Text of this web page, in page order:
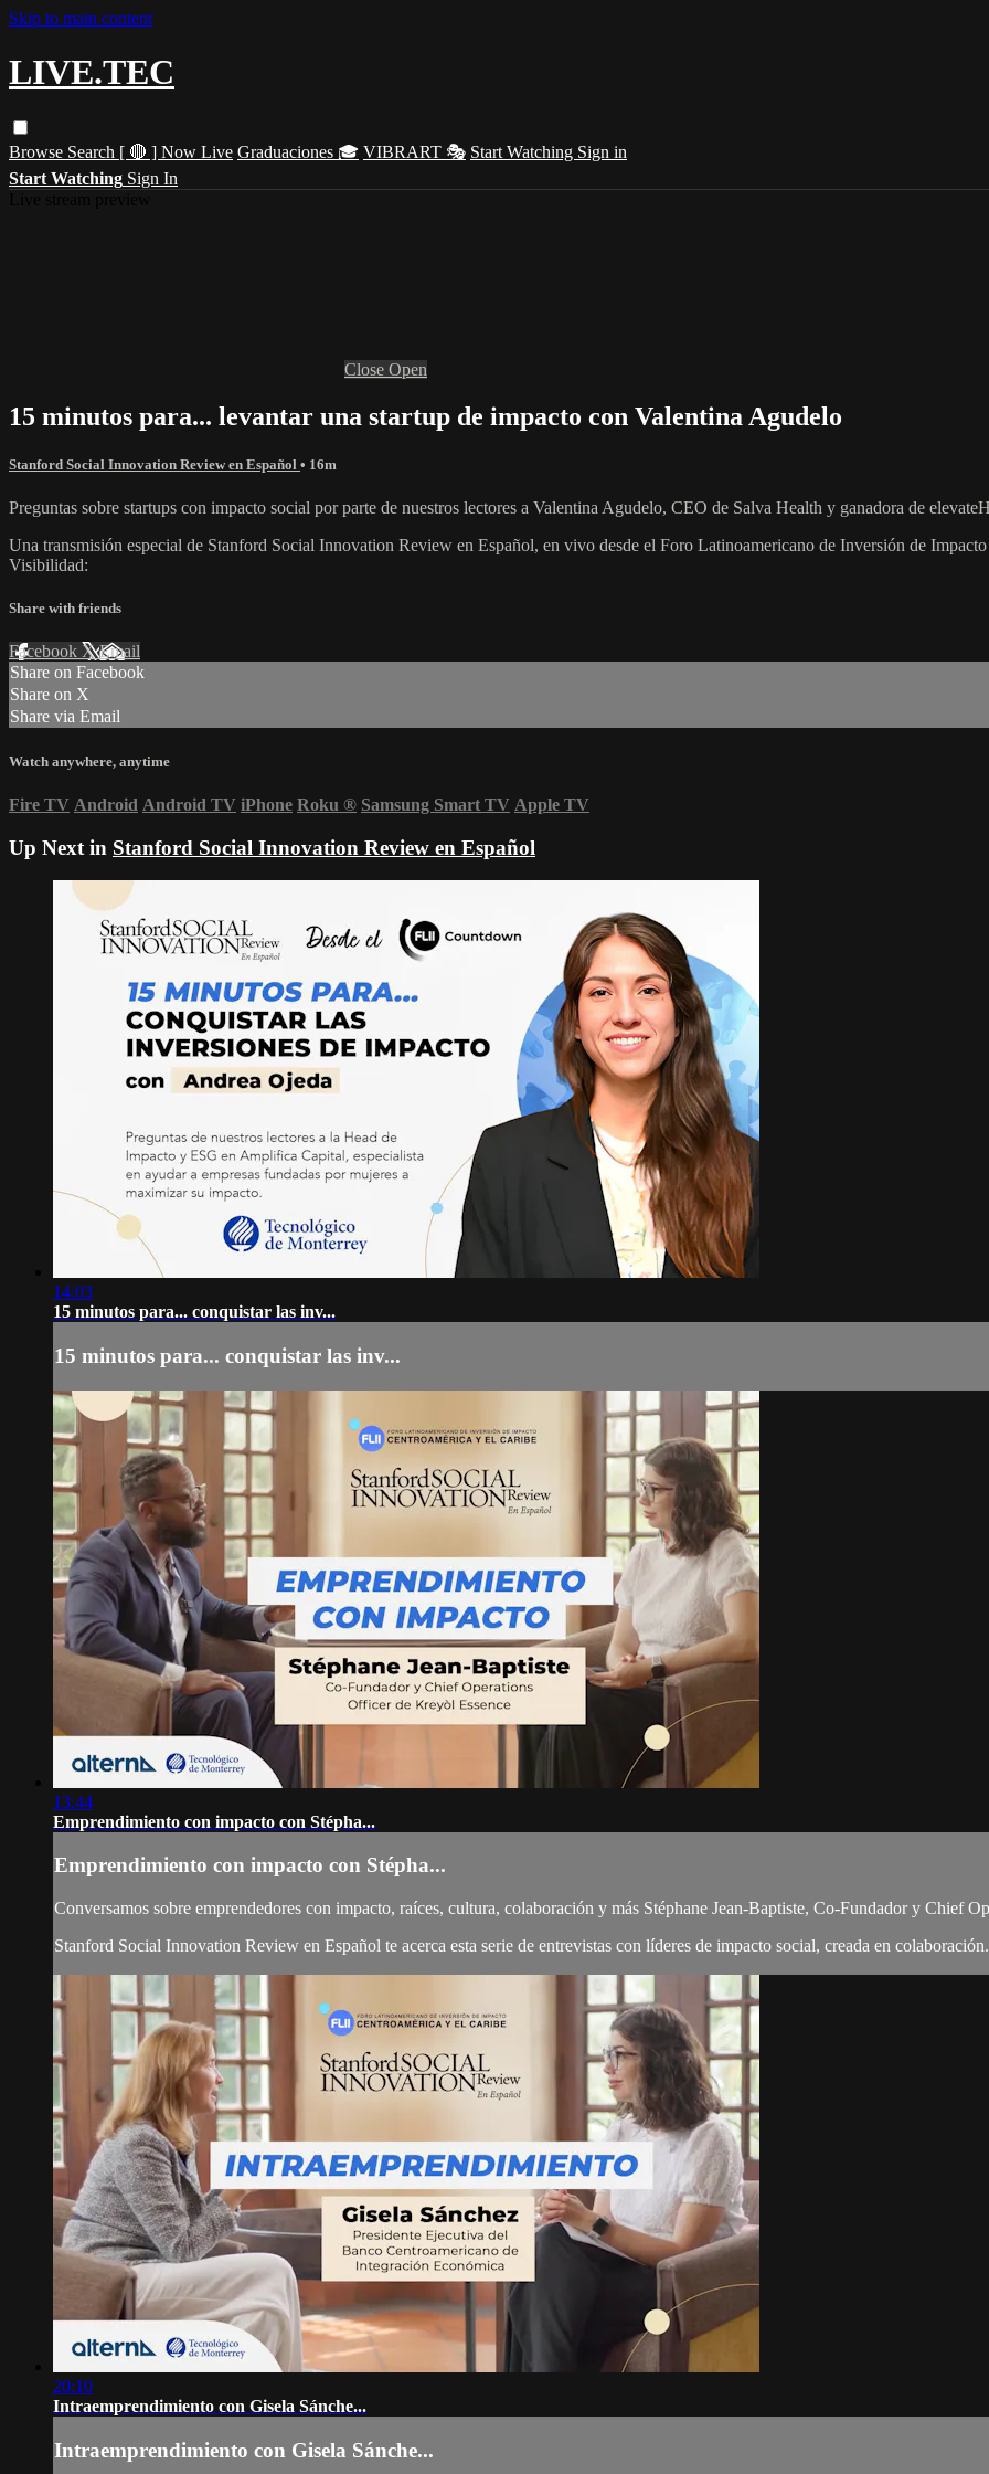
Skip to main content
LIVE.TEC
Browse Search [ 🔴 ] Now Live Graduaciones 🎓 VIBRART 🎭 Start Watching Sign in
Start Watching Sign In
Close Open
15 minutos para... levantar una startup de impacto con Valentina Agudelo
Stanford Social Innovation Review en Español • 16m
Preguntas sobre startups con impacto social por parte de nuestros lectores a Valentina Agudelo, CEO de Salva Health y ganadora de
Una transmisión especial de Stanford Social Innovation Review en Español, en vivo desde el Foro Latinoamericano de Inversión de
Visibilidad:
Share with friends
Facebook XEmail
Share on Facebook
Share on X
Share via Email
Watch anywhere, anytime
Fire TV Android Android TV iPhone Roku ® Samsung Smart TV Apple TV
Up Next in Stanford Social Innovation Review en Español
14:03
15 minutos para... conquistar las inv...
15 minutos para... conquistar las inv...
13:44
Emprendimiento con impacto con Stépha...
Emprendimiento con impacto con Stépha...
Conversamos sobre emprendedores con impacto, raíces, cultura, colaboración y más Stéphane Jean-Baptiste, Co-Fundador y Chief
Stanford Social Innovation Review en Español te acerca esta serie de entrevistas con líderes de impacto social, creada en
20:10
Intraemprendimiento con Gisela Sánche...
Intraemprendimiento con Gisela Sánche...